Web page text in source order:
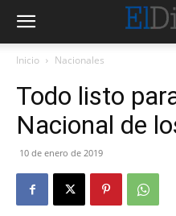
Inicio Nacionales
Todo listo
Nacional de
10 de enero de 2019